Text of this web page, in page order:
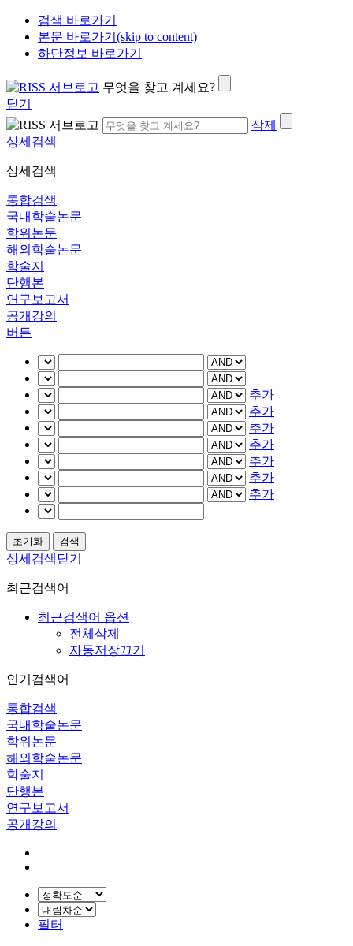
검색 바로가기
본문 바로가기(skip to content)
하단정보 바로가기
무엇을 찾고 계세요?
닫기
삭제
상세검색
상세검색
통합검색
국내학술논문
학위논문
해외학술논문
학술지
단행본
연구보고서
공개강의
버튼
추가
추가
추가
추가
추가
추가
추가
상세검색닫기
최근검색어
최근검색어 옵션
전체삭제
자동저장끄기
인기검색어
통합검색
국내학술논문
학위논문
해외학술논문
학술지
단행본
연구보고서
공개강의
필터